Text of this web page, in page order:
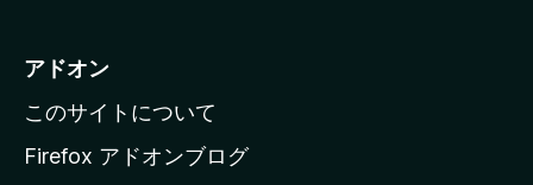
i
l
a
アドオン
このサイトについて
Firefox アドオンブログ